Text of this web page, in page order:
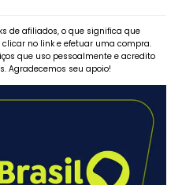
de afiliados, o que significa que
no link e efetuar uma compra.
que uso pessoalmente e acredito
Agradecemos seu apoio!